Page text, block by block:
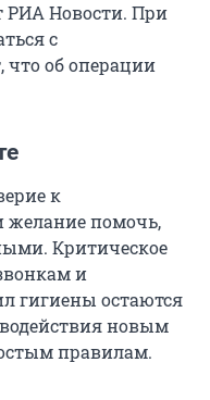
РИА Новости. При
с
об операции
к
желание помочь,
Критическое
и
гигиены остаются
новым
правилам.